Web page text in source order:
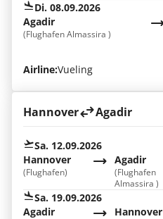
Di. 08.09.2026
Agadir
(Flughafen Almassira )
Airline:Vueling
Hannover Agadir
Sa. 12.09.2026
Hannover
(Flughafen)
Agadir
(Flughafen
Almassira )
Sa. 19.09.2026
Hannover
Agadir